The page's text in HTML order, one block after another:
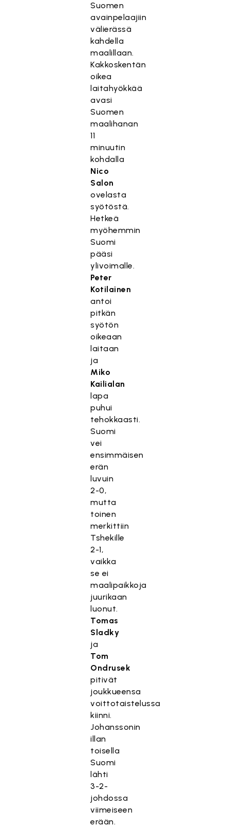
Suomen
avainpelaajiin
välierässä
kahdella
maalillaan.
Kakkoskentän
oikea
laitahyökkää
avasi
Suomen
maalihanan
11
minuutin
kohdalla
Nico
Salon
ovelasta
syötöstä.
Hetkeä
myöhemmin
Suomi
pääsi
ylivoimalle.
Peter
Kotilainen
antoi
pitkän
syötön
oikeaan
laitaan
ja
Miko
Kailialan
lapa
puhui
tehokkaasti.
Suomi
vei
ensimmäisen
erän
luvuin
2-0,
mutta
toinen
merkittiin
Tshekille
2-1,
vaikka
se ei
maalipaikkoja
juurikaan
luonut.
Tomas
Sladky
ja
Tom
Ondrusek
pitivät
joukkueensa
voittotaistelussa
kiinni.
Johanssonin
illan
toisella
Suomi
lähti
3-2-
johdossa
viimeiseen
erään.